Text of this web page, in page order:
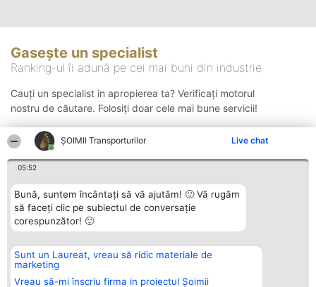
ȘOIMII Transporturilor Live chat
05:52
Bună, suntem încântați să vă ajutăm! 🙂 Vă rugăm
să faceți clic pe subiectul de conversație
corespunzător! 🙂
Sunt un Laureat, vreau să ridic materiale de
marketing
Vreau să-mi înscriu firma in proiectul Șoimii
Gasește un specialist
Ranking-ul îi adună pe cei mai buni din industrie
Cauți un specialist in apropierea ta? Verificați motorul
nostru de căutare. Folosiți doar cele mai bune servicii!
Organizator Ranking
BRIGHT SOLUTIONS BR SRL
Aleea Timisul De Sus 2 Bl. A30
Plebiscyt
Lista Tuturor
Contact